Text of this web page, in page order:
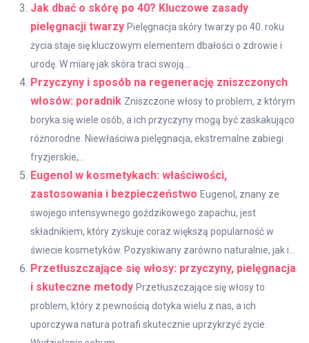
Jak dbać o skórę po 40? Kluczowe zasady
pielęgnacji twarzy Pielęgnacja skóry twarzy po 40. roku
życia staje się kluczowym elementem dbałości o zdrowie i
urodę. W miarę jak skóra traci swoją...
Przyczyny i sposób na regenerację zniszczonych
włosów: poradnik Zniszczone włosy to problem, z którym
boryka się wiele osób, a ich przyczyny mogą być zaskakująco
różnorodne. Niewłaściwa pielęgnacja, ekstremalne zabiegi
fryzjerskie,...
Eugenol w kosmetykach: właściwości,
zastosowania i bezpieczeństwo Eugenol, znany ze
swojego intensywnego goździkowego zapachu, jest
składnikiem, który zyskuje coraz większą popularność w
świecie kosmetyków. Pozyskiwany zarówno naturalnie, jak i...
Przetłuszczające się włosy: przyczyny, pielęgnacja
i skuteczne metody Przetłuszczające się włosy to
problem, który z pewnością dotyka wielu z nas, a ich
uporczywa natura potrafi skutecznie uprzykrzyć życie.